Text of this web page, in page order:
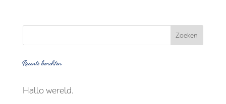
Recente berichten
Hallo wereld.